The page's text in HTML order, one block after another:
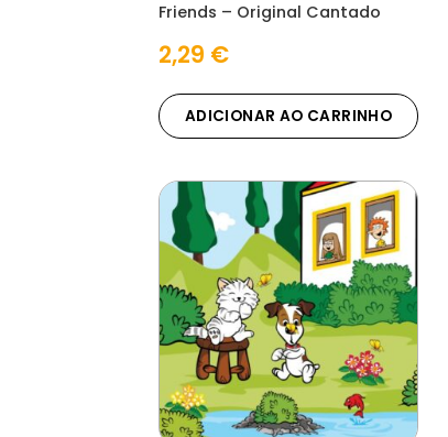
Friends – Original Cantado
2,29 €
ADICIONAR AO CARRINHO